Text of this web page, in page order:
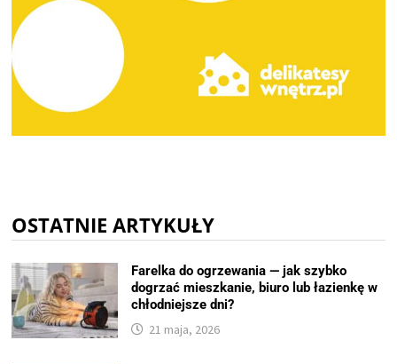
OSTATNIE ARTYKUŁY
Farelka do ogrzewania — jak szybko
dogrzać mieszkanie, biuro lub łazienkę w
chłodniejsze dni?
21 maja, 2026